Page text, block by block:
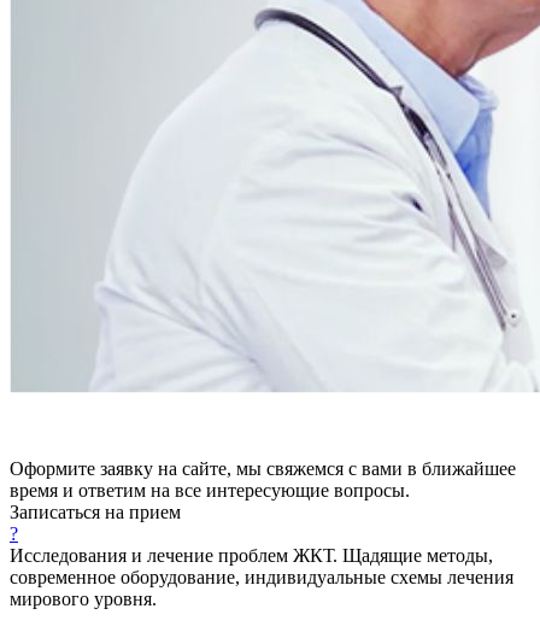
Оформите заявку на сайте, мы свяжемся с вами в ближайшее
время и ответим на все интересующие вопросы.
Записаться на прием
?
Исследования и лечение проблем ЖКТ. Щадящие методы,
современное оборудование, индивидуальные схемы лечения
мирового уровня.